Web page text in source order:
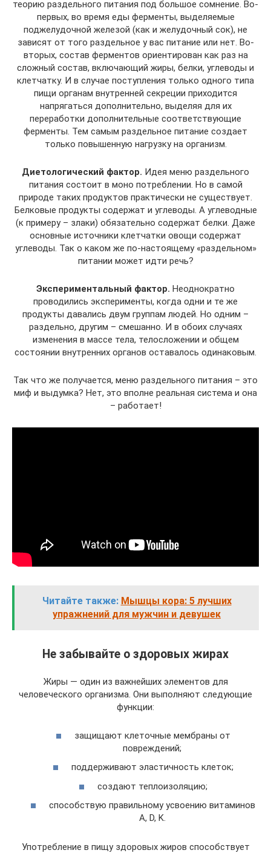
теорию раздельного питания под большое сомнение. Во-
первых, во время еды ферменты, выделяемые
поджелудочной железой (как и желудочный сок), не
зависят от того раздельное у вас питание или нет. Во-
вторых, состав ферментов ориентирован как раз на
сложный состав, включающий жиры, белки, углеводы и
клетчатку. И в случае поступления только одного типа
пищи органам внутренней секреции приходится
напрягаться дополнительно, выделяя для их
переработки дополнительные соответствующие
ферменты. Тем самым раздельное питание создает
только повышенную нагрузку на организм.
Диетологический фактор. Идея меню раздельного
питания состоит в моно потреблении. Но в самой
природе таких продуктов практически не существует.
Белковые продукты содержат и углеводы. А углеводные
(к примеру – злаки) обязательно содержат белки. Даже
основные источники клетчатки овощи содержат
углеводы. Так о каком же по-настоящему «раздельном»
питании может идти речь?
Экспериментальный фактор. Неоднократно
проводились эксперименты, когда одни и те же
продукты давались двум группам людей. Но одним –
раздельно, другим – смешанно. И в обоих случаях
изменения в массе тела, телосложении и общем
состоянии внутренних органов оставалось одинаковым.
Так что же получается, меню раздельного питания – это
миф и выдумка? Нет, это вполне реальная система и она
– работает!
Читайте также: Мышцы кора: 5 лучших
упражнений для мужчин и девушек
Не забывайте о здоровых жирах
Жиры — один из важнейших элементов для
человеческого организма. Они выполняют следующие
функции:
защищают клеточные мембраны от
повреждений;
поддерживают эластичность клеток;
создают теплоизоляцию;
способствую правильному усвоению витаминов
A, D, K.
Употребление в пищу здоровых жиров способствует